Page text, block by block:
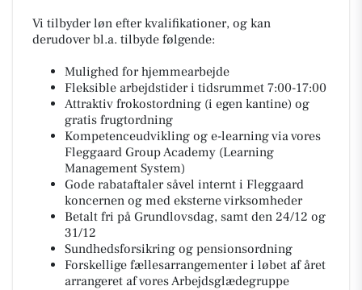
Vi tilbyder løn efter kvalifikationer, og kan
derudover bl.a. tilbyde følgende:
Mulighed for hjemmearbejde
Fleksible arbejdstider i tidsrummet 7:00-17:00
Attraktiv frokostordning (i egen kantine) og
gratis frugtordning
Kompetenceudvikling og e-learning via vores
Fleggaard Group Academy (Learning
Management System)
Gode rabataftaler såvel internt i Fleggaard
koncernen og med eksterne virksomheder
Betalt fri på Grundlovsdag, samt den 24/12 og
31/12
Sundhedsforsikring og pensionsordning
Forskellige fællesarrangementer i løbet af året
arrangeret af vores Arbejdsglædegruppe